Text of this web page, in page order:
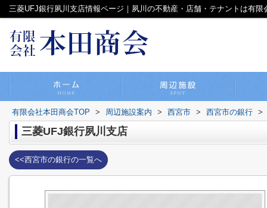
三菱UFJ銀行夙川支店情報ページ｜夙川の不動産・店舗・テナントは有限
有限会社本田商会TOP > 周辺施設案内 > 西宮市 > 西宮市の銀行 >
三菱UFJ銀行夙川支店
<<西宮市の銀行の一覧へ